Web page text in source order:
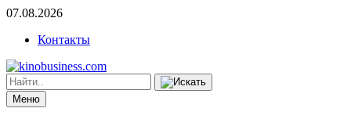
07.08.2026
Контакты
Меню